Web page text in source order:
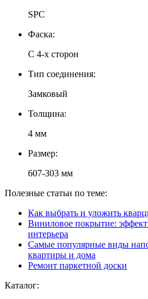
SPC
Фаска:
С 4-х сторон
Тип соединения:
Замковый
Толщина:
4 мм
Размер:
607-303 мм
Полезные статьи по теме:
Как выбрать и уложить
Виниловое покрытие:
интерьера
Самые популярные виды
квартиры и дома
Ремонт паркетной доски
Каталог: